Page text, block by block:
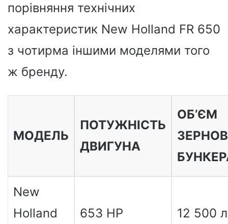
порівняння технічних
характеристик New Holland FR 650
з чотирма іншими моделями того
ж бренду.
МОДЕЛЬ
ПОТУЖНІСТЬ
ДВИГУНА
ОБ’ЄМ
New
Holland
653 HP 12 500 л